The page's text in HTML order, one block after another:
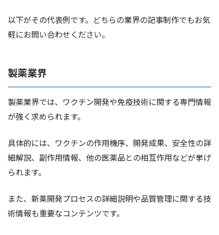
以下がその代表例です。どちらの業界の記事制作でもお気
軽にお問い合わせください。
製薬業界
製薬業界では、ワクチン開発や免疫技術に関する専門情報
が強く求められます。
具体的には、ワクチンの作用機序、開発成果、安全性の詳
細解説、副作用情報、他の医薬品との相互作用などが挙げ
られます。
また、新薬開発プロセスの詳細説明や品質管理に関する技
術情報も重要なコンテンツです。